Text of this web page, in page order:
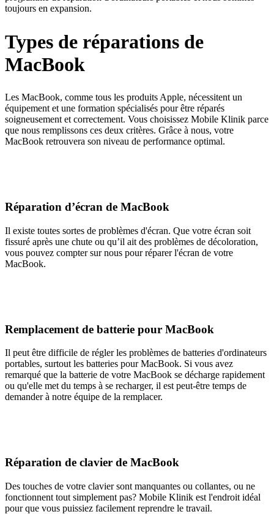
toujours en expansion.
Types de réparations de
MacBook
Les MacBook, comme tous les produits Apple, nécessitent un
équipement et une formation spécialisés pour être réparés
soigneusement et correctement. Vous choisissez Mobile Klinik parce
que nous remplissons ces deux critères. Grâce à nous, votre
MacBook retrouvera son niveau de performance optimal.
Réparation d’écran de MacBook
Il existe toutes sortes de problèmes d'écran. Que votre écran soit
fissuré après une chute ou qu’il ait des problèmes de décoloration,
vous pouvez compter sur nous pour réparer l'écran de votre
MacBook.
Remplacement de batterie pour MacBook
Il peut être difficile de régler les problèmes de batteries d'ordinateurs
portables, surtout les batteries pour MacBook. Si vous avez
remarqué que la batterie de votre MacBook se décharge rapidement
ou qu'elle met du temps à se recharger, il est peut-être temps de
demander à notre équipe de la remplacer.
Réparation de clavier de MacBook
Des touches de votre clavier sont manquantes ou collantes, ou ne
fonctionnent tout simplement pas? Mobile Klinik est l'endroit idéal
pour que vous puissiez facilement reprendre le travail.